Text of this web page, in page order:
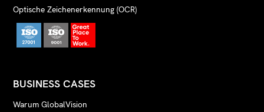
Optische Zeichenerkennung (OCR)
BUSINESS CASES
Warum GlobalVision